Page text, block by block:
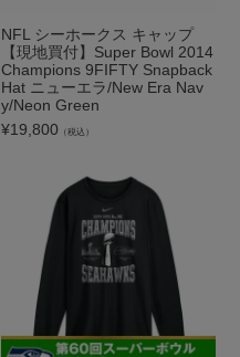
NFL シーホークス キャップ
【現地買付】Super Bowl 2014
Champions 9FIFTY Snapback
Hat ニューエラ/New Era Nav
y/Neon Green
¥19,800 （税込）